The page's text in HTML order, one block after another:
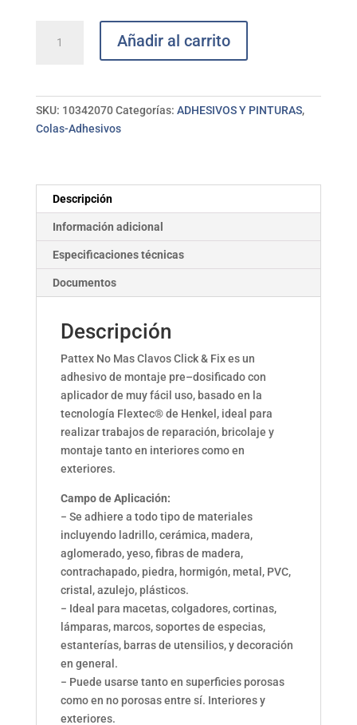
montaje
cantidad
Añadir al carrito
SKU: 10342070 Categorías: ADHESIVOS Y PINTURAS,
Colas-Adhesivos
Descripción
Información adicional
Especificaciones técnicas
Documentos
Descripción
Pattex No Mas Clavos Click & Fix es un
adhesivo de montaje pre–dosificado con
aplicador de muy fácil uso, basado en la
tecnología Flextec® de Henkel, ideal para
realizar trabajos de reparación, bricolaje y
montaje tanto en interiores como en
exteriores.
Campo de Aplicación:
− Se adhiere a todo tipo de materiales
incluyendo ladrillo, cerámica, madera,
aglomerado,yeso, fibras de madera,
contrachapado, piedra, hormigón, metal, PVC,
cristal, azulejo, plásticos.
− Ideal para macetas, colgadores, cortinas,
lámparas, marcos, soportes de especias,
estanterías, barras de utensilios, y decoración
en general.
− Puede usarse tanto en superficies porosas
como en no porosas entre sí. Interiores y
exteriores.